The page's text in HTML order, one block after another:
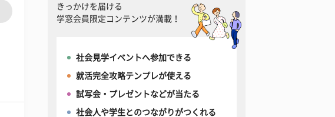
きっかけを届ける
学窓会員限定コンテンツが満載！
社会見学イベントへ参加できる
就活完全攻略テンプレが使える
試写会・プレゼントなどが当たる
社会人や学生とのつながりがつくれる